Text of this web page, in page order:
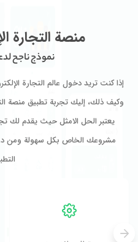
منصة التجارة
نموذج ناجح
إذا كنت تريد دخول عالم التجارة
وكيف ذلك، إليك تجربة تطبيق منصة
يعتبر الحل الامثل حيث يقدم لك
مشروعك الخاص بكل سهولة ومن